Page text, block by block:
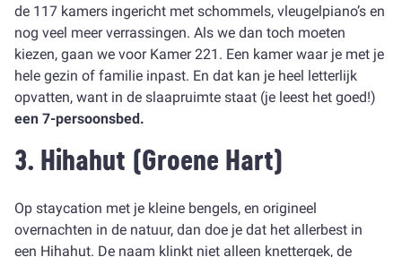
de 117 kamers ingericht met schommels, vleugelpiano’s en
nog veel meer verrassingen. Als we dan toch moeten
kiezen, gaan we voor Kamer 221. Een kamer waar je met je
hele gezin of familie inpast. En dat kan je heel letterlijk
opvatten, want in de slaapruimte staat (je leest het goed!)
een 7-persoonsbed.
3. Hihahut (Groene Hart)
Op staycation met je kleine bengels, en origineel
overnachten in de natuur, dan doe je dat het allerbest in
een Hihahut. De naam klinkt niet alleen knettergek, de